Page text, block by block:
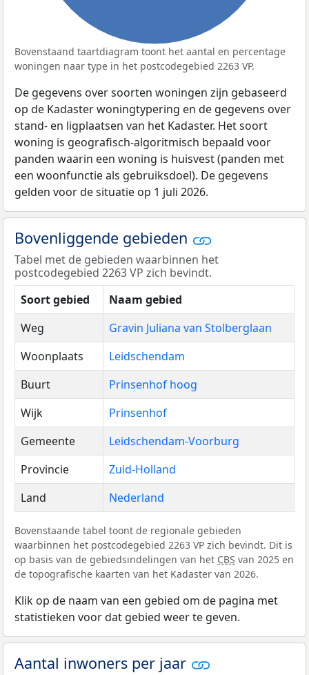
Bovenstaand taartdiagram toont het aantal en percentage
woningen naar type in het postcodegebied 2263 VP.
De gegevens over soorten woningen zijn gebaseerd
op de Kadaster woningtypering en de gegevens over
stand- en ligplaatsen van het Kadaster. Het soort
woning is geografisch-algoritmisch bepaald voor
panden waarin een woning is huisvest (panden met
een woonfunctie als gebruiksdoel). De gegevens
gelden voor de situatie op 1 juli 2026.
Bovenliggende gebieden
Tabel met de gebieden waarbinnen het
postcodegebied 2263 VP zich bevindt.
Soort gebied
Naam gebied
Weg
Gravin Juliana van Stolberglaan
Woonplaats
Leidschendam
Buurt
Prinsenhof hoog
Wijk
Prinsenhof
Gemeente
Leidschendam-Voorburg
Provincie
Zuid-Holland
Land
Nederland
Bovenstaande tabel toont de regionale gebieden
waarbinnen het postcodegebied 2263 VP zich bevindt. Dit is
op basis van de gebiedsindelingen van het CBS van 2025 en
de topografische kaarten van het Kadaster van 2026.
Klik op de naam van een gebied om de pagina met
statistieken voor dat gebied weer te geven.
Aantal inwoners per jaar